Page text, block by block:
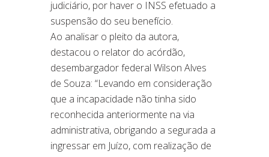
judiciário, por haver o INSS efetuado a
suspensão do seu benefício.
Ao analisar o pleito da autora,
destacou o relator do acórdão,
desembargador federal Wilson Alves
de Souza: “Levando em consideração
que a incapacidade não tinha sido
reconhecida anteriormente na via
administrativa, obrigando a segurada a
ingressar em Juízo, com realização de